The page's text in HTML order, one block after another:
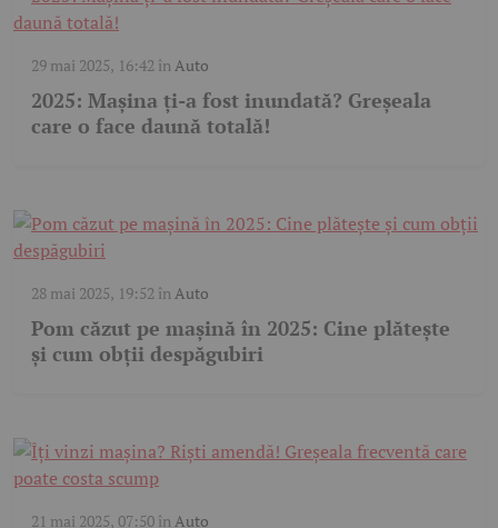
29 mai 2025, 16:42 înAuto
2025: Mașina ți-a fost inundată? Greșeala
care o face daună totală!
28 mai 2025, 19:52 înAuto
Pom căzut pe mașină în 2025: Cine plătește
și cum obții despăgubiri
21 mai 2025, 07:50 înAuto